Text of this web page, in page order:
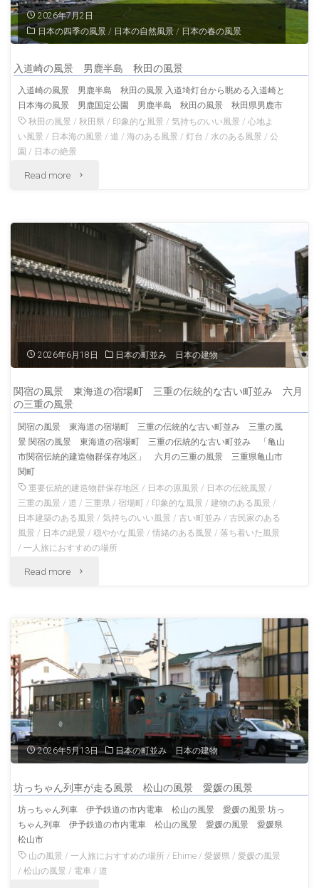
の
居
夏
の
の
景"
2026年7月2日
日本の四季の風景 / 日本の自然風景 / 日本の春の風景
入道崎の風景 男鹿半島 秋田の風景
入道崎の風景 男鹿半島 秋田の風景 入道埼灯台から眺める入道崎と
日本海の風景 男鹿国定公園 男鹿半島 秋田の風景 秋田県男鹿市
秋田の風景 /秋田県 / 印象的な風景 /気持ちのいい風景 /心地よ
い風景 / 日本海の風景 /道 /海のある風景 /灯台 /水のある風景 /公
園 / 日本の絶景
Read more "入
崎
の
風
男
半
島
秋
田
の
風
景"
2026年6月18日 日本の町並み 日本の建物
関宿の風景 東海道の宿場町 三重の伝統的な古い町並み 六月
の三重の風景
関宿の風景 東海道の宿場町 三重の伝統的な古い町並み 三重の風
景 関宿の風景 東海道の宿場町 三重の伝統的な古い町並み 「亀山
市関宿伝統的建造物群保存地区」 六月の三重の風景 三重県亀山市
関町
重要伝統的建造物群保存地区 / 日本の原風景 / 日本の伝統風景 /
三重の風景 /道 / 三重県 /宿場町 / 印象的な風景 /建物のある風景 /
日本建築のある風景 /気持ちのいい風景 /古い町並み /古民家のある
風景 / 日本の絶景 /穏やかな風景 /情緒のある風景 /落ち着いた風景
/一人旅におすすめの場所
Read more "関
の
景
東
海
の
宿
場
2026年5月13日 日本の町並み 日本の建物
坊っちゃん列車が走る風景 松山の風景 愛媛の風景
坊っちゃん列車 伊予鉄道の市内電車 松山の風景 愛媛の風景 坊っ
ちゃん列車 伊予鉄道の市内電車 松山の風景 愛媛の風景 愛媛県
松山市
山の風景 /一人旅におすすめの場所 / Ehime /愛媛県 /愛媛の風景
/松山の風景 / 電車 /道